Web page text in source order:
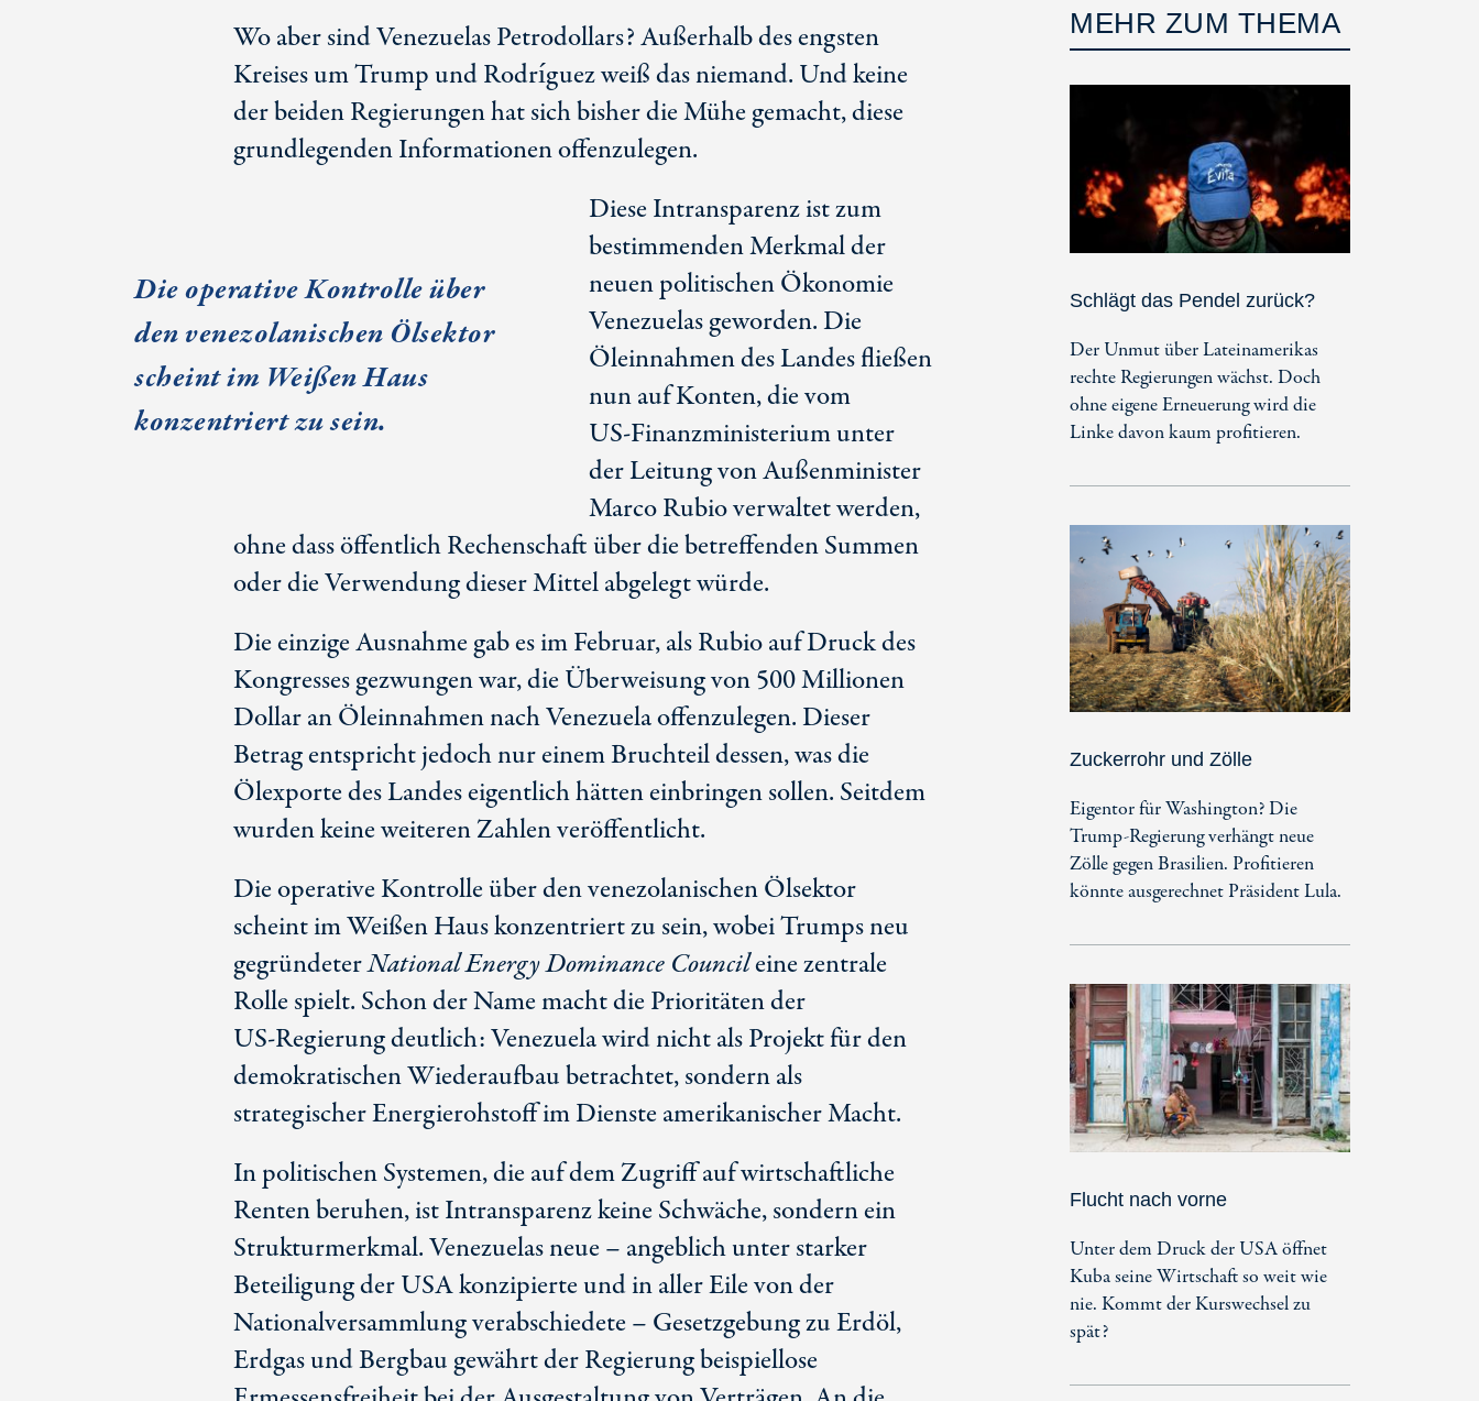
Wo aber sind Venezuelas Petrodollars? Außerhalb des engsten
Kreises um Trump und Rodríguez weiß das niemand. Und keine
der beiden Regierungen hat sich bisher die Mühe gemacht, diese
grundlegenden Informationen offenzulegen.
Die operative Kontrolle über
den venezolanischen Ölsektor
scheint im Weißen Haus
konzentriert zu sein.
Diese Intransparenz ist zum
bestimmenden Merkmal der
neuen politischen Ökonomie
Venezuelas geworden. Die
Öleinnahmen des Landes fließen
nun auf Konten, die vom
US-Finanzministerium unter
der Leitung von Außenminister
Marco Rubio verwaltet werden,
ohne dass öffentlich Rechenschaft über die betreffenden Summen
oder die Verwendung dieser Mittel abgelegt würde.
Die einzige Ausnahme gab es im Februar, als Rubio auf Druck des
Kongresses gezwungen war, die Überweisung von 500 Millionen
Dollar an Öleinnahmen nach Venezuela offenzulegen. Dieser
Betrag entspricht jedoch nur einem Bruchteil dessen, was die
Ölexporte des Landes eigentlich hätten einbringen sollen. Seitdem
wurden keine weiteren Zahlen veröffentlicht.
Die operative Kontrolle über den venezolanischen Ölsektor
scheint im Weißen Haus konzentriert zu sein, wobei Trumps neu
gegründeterNational Energy Dominance Councileine zentrale
Rolle spielt. Schon der Name macht die Prioritäten der
US-Regierung deutlich: Venezuela wird nicht als Projekt für den
demokratischen Wiederaufbau betrachtet, sondern als
strategischer Energierohstoff im Dienste amerikanischer Macht.
In politischen Systemen, die auf dem Zugriff auf wirtschaftliche
Renten beruhen, ist Intransparenz keine Schwäche, sondern ein
Strukturmerkmal. Venezuelas neue – angeblich unter starker
Beteiligung der USA konzipierte und in aller Eile von der
Nationalversammlung verabschiedete – Gesetzgebung zu Erdöl,
Erdgas und Bergbau gewährt der Regierung beispiellose
MEHR ZUM THEMA
Schlägt das Pendel zurück?
Der Unmut über Lateinamerikas
rechte Regierungen wächst. Doch
ohne eigene Erneuerung wird die
Linke davon kaum profitieren.
Zuckerrohr und Zölle
Eigentor für Washington? Die
Trump-Regierung verhängt neue
Zölle gegen Brasilien. Profitieren
könnte ausgerechnet Präsident Lula.
Flucht nach vorne
Unter dem Druck der USA öffnet
Kuba seine Wirtschaft so weit wie
nie. Kommt der Kurswechsel zu
spät?